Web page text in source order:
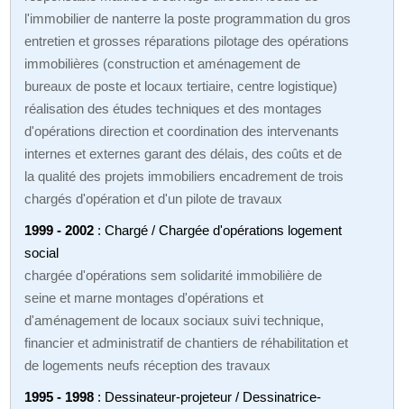
l'immobilier de nanterre la poste programmation du gros
entretien et grosses réparations pilotage des opérations
immobilières (construction et aménagement de
bureaux de poste et locaux tertiaire, centre logistique)
réalisation des études techniques et des montages
d'opérations direction et coordination des intervenants
internes et externes garant des délais, des coûts et de
la qualité des projets immobiliers encadrement de trois
chargés d'opération et d'un pilote de travaux
1999 - 2002 : Chargé / Chargée d'opérations logement
social
chargée d'opérations sem solidarité immobilière de
seine et marne montages d'opérations et
d'aménagement de locaux sociaux suivi technique,
financier et administratif de chantiers de réhabilitation et
de logements neufs réception des travaux
1995 - 1998 : Dessinateur-projeteur / Dessinatrice-